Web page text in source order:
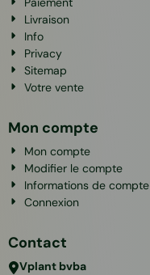
Livraison
Info
Privacy
Sitemap
Votre vente
Mon compte
Mon compte
Modifier le compte
Informations de compte
Connexion
Contact
Vplant bvba